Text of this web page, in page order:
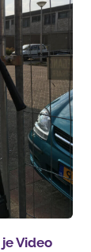
Video